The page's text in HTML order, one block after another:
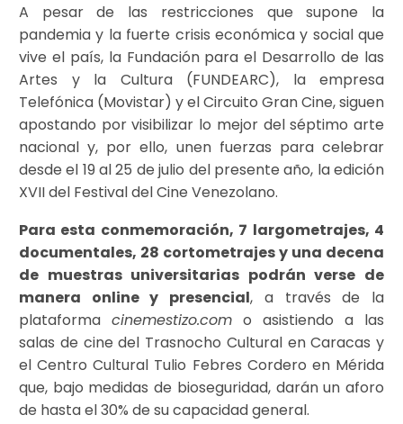
A pesar de las restricciones que supone la
pandemia y la fuerte crisis económica y social que
vive el país, la Fundación para el Desarrollo de las
Artes y la Cultura (FUNDEARC), la empresa
Telefónica (Movistar) y el Circuito Gran Cine, siguen
apostando por visibilizar lo mejor del séptimo arte
nacional y, por ello, unen fuerzas para celebrar
desde el 19 al 25 de julio del presente año, la edición
XVII del Festival del Cine Venezolano.
Para esta conmemoración, 7 largometrajes, 4
documentales, 28 cortometrajes y una decena
de muestras universitarias podrán verse de
manera online y presencial, a través de la
plataforma cinemestizo.com o asistiendo a las
salas de cine del Trasnocho Cultural en Caracas y
el Centro Cultural Tulio Febres Cordero en Mérida
que, bajo medidas de bioseguridad, darán un aforo
de hasta el 30% de su capacidad general.